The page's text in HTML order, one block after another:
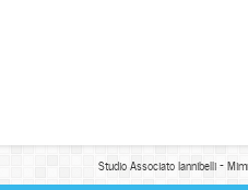
Studio Associato Iannibelli -